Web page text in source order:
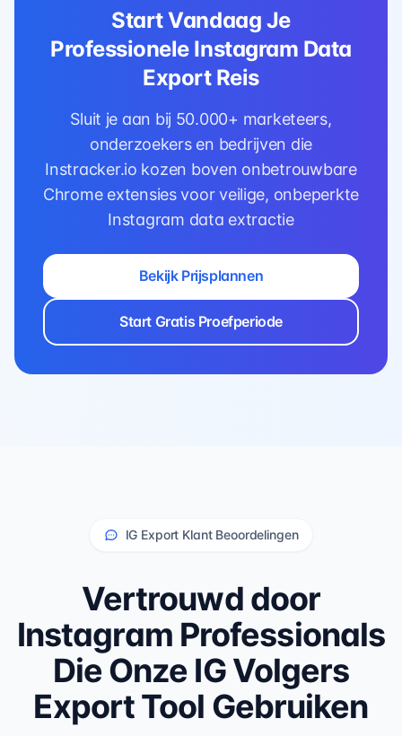
Start Vandaag Je
Professionele Instagram Data
Export Reis
Sluit je aan bij 50.000+ marketeers,
onderzoekers en bedrijven die
Instracker.io kozen boven onbetrouwbare
Chrome extensies voor veilige, onbeperkte
Instagram data extractie
Bekijk Prijsplannen
Start Gratis Proefperiode
IG Export Klant Beoordelingen
Vertrouwd door
Instagram Professionals
Die Onze IG Volgers
Export Tool Gebruiken